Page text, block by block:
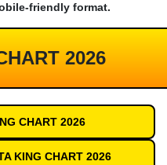
friendly format.
2026
CHART 2026
KING CHART 2026